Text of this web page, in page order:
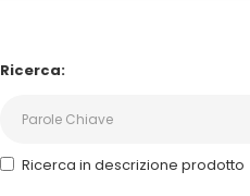
Ricerca:
Ricerca in descrizione prodotto